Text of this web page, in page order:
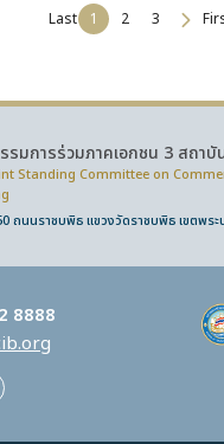
Last 1 2 3
รมการร่วมภาคเอกชน 3 สถาบั
Standing Committee on
ถนนราชบพิธ แขวงวัดราชบพิธ เขตพร
8888